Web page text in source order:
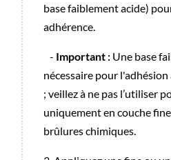
base faiblement acide)
adhérence.
- Important : Une base
nécessaire pour
; veillez à ne pas l’utiliser
uniquement en couche
brûlures chimiques.